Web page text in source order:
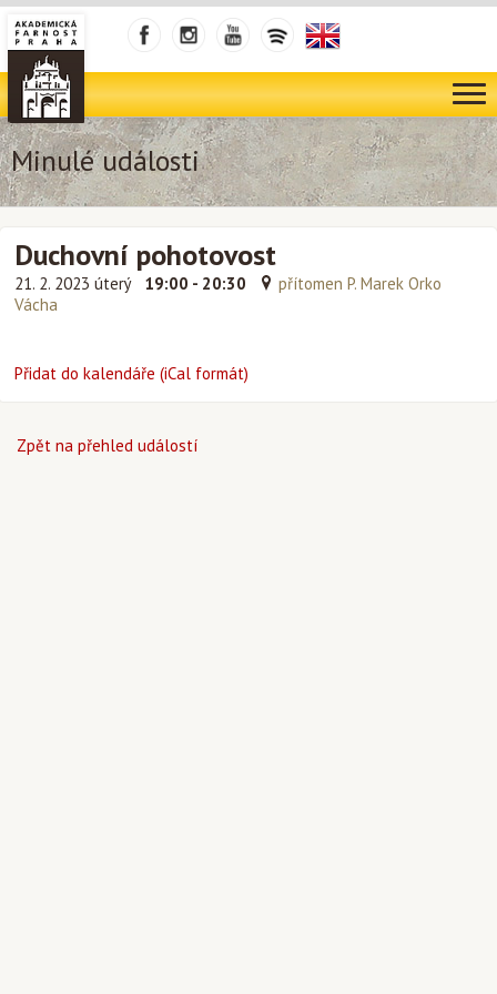
Minulé události
Duchovní pohotovost
21. 2. 2023 úterý 19:00 - 20:30
přítomen P. Marek Orko
Vácha
Přidat do kalendáře (iCal formát)
Zpět na přehled událostí